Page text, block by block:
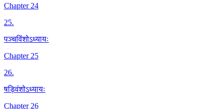
Chapter 24
25.
पञ्चविंशोऽध्यायः
Chapter 25
26.
षड्विंशोऽध्यायः
Chapter 26